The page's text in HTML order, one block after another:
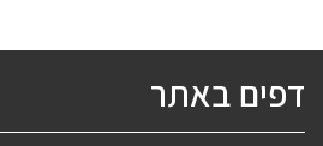
דפים באתר